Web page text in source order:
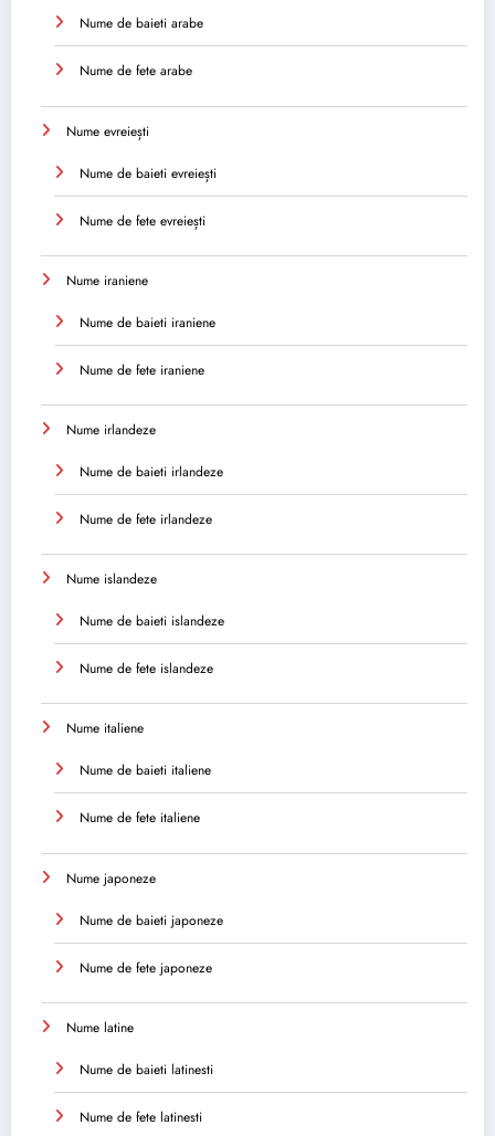
Nume de baieti arabe
Nume de fete arabe
Nume evreiești
Nume de baieti evreiești
Nume de fete evreiești
Nume iraniene
Nume de baieti iraniene
Nume de fete iraniene
Nume irlandeze
Nume de baieti irlandeze
Nume de fete irlandeze
Nume islandeze
Nume de baieti islandeze
Nume de fete islandeze
Nume italiene
Nume de baieti italiene
Nume de fete italiene
Nume japoneze
Nume de baieti japoneze
Nume de fete japoneze
Nume latine
Nume de baieti latinesti
Nume de fete latinesti